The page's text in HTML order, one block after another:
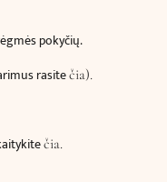
pokyčių.
rasitečia).
čia.